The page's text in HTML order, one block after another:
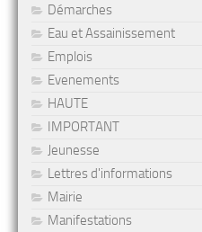
Démarches
Eau et Assainissement
Emplois
Evenements
HAUTE
IMPORTANT
Jeunesse
Lettres d'informations
Mairie
Manifestations